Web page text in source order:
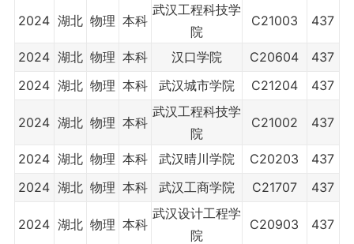
2024 湖北 物理 本科
武汉工程科技学
院
C21003 437
2024 湖北 物理 本科 汉口学院 C20604
437
2024 湖北 物理 本科 武汉城市学院 C21204 437
2024 湖北 物理 本科
武汉工程科技学
院
C21002 437
2024 湖北 物理 本科 武汉晴川学院 C20203
437
2024 湖北 物理 本科 武汉工商学院 C21707 437
2024 湖北 物理 本科
武汉设计工程学
院
C20903 437